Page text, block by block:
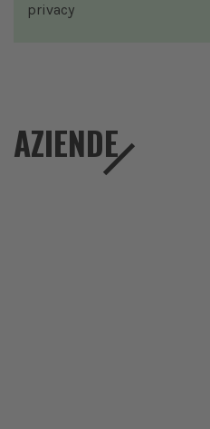
privacy
AZIENDE